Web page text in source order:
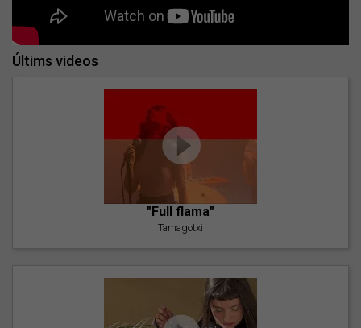
Últims videos
"Full flama"
Tamagotxi